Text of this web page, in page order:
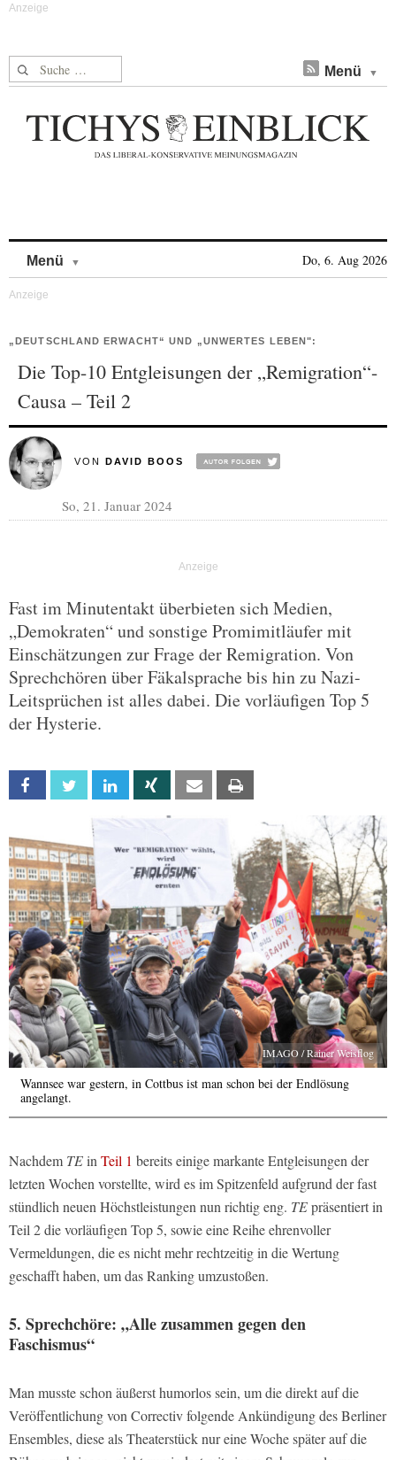
Suche nach: Menü
Menü Do, 6. Aug 2026
„DEUTSCHLAND ERWACHT“ UND „UNWERTES LEBEN":
Die Top-10 Entgleisungen der „Remigration“-
Causa – Teil 2
VON DAVID BOOS
So, 21. Januar 2024
Fast im Minutentakt überbieten sich Medien,
„Demokraten“ und sonstige Promimitläufer mit
Einschätzungen zur Frage der Remigration. Von
Sprechchören über Fäkalsprache bis hin zu Nazi-
Leitsprüchen ist alles dabei. Die vorläufigen Top 5
der Hysterie.
Facebook Twitter Linkedin Xing Email
IMAGO / Rainer Weisflog
Wannsee war gestern, in Cottbus ist man schon bei der Endlösung
angelangt.
Nachdem TEinTeil 1 bereits einige markante Entgleisungen der
letzten Wochen vorstellte, wird es im Spitzenfeld aufgrund der fast
stündlich neuen Höchstleistungen nun richtig eng. TEpräsentiert in
Teil 2 die vorläufigen Top 5, sowie eine Reihe ehrenvoller
Vermeldungen, die es nicht mehr rechtzeitig in die Wertung
geschafft haben, um das Ranking umzustoßen.
5. Sprechchöre: „Alle zusammen gegen den
Faschismus“
Man musste schon äußerst humorlos sein, um die direkt auf die
Veröffentlichung von Correctiv folgende Ankündigung des Berliner
Ensembles, diese als Theaterstück nur eine Woche später auf die